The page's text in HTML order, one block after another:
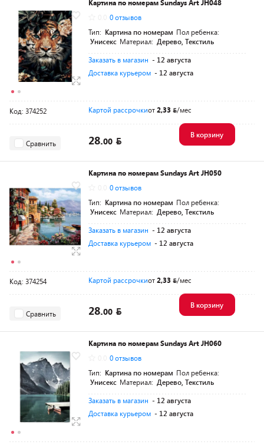
Картина по номерам Sundays Art JH048
0 отзывов
Тип: Картина по номерам Пол ребенка:
Унисекс Материал: Дерево, Текстиль
Заказать в магазин - 12 августа
Доставка курьером - 12 августа
Код: 374252 Картой рассрочкиот2,33 /мес
Сравнить 28.00
В корзину
Картина по номерам Sundays Art JH050
0 отзывов
Тип: Картина по номерам Пол ребенка:
Унисекс Материал: Дерево, Текстиль
Заказать в магазин - 12 августа
Доставка курьером - 12 августа
Код: 374254 Картой рассрочкиот2,33 /мес
Сравнить 28.00
В корзину
Картина по номерам Sundays Art JH060
0 отзывов
Тип: Картина по номерам Пол ребенка:
Унисекс Материал: Дерево, Текстиль
Заказать в магазин - 12 августа
Доставка курьером - 12 августа